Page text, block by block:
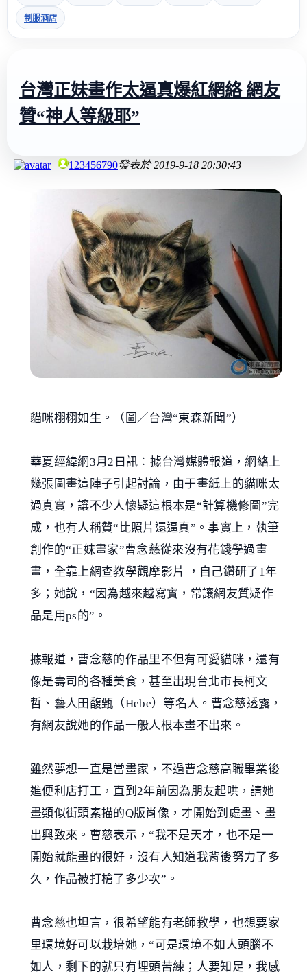
制服酒店
台灣正妹畫作太逼真爆紅網絡 網友
贊“神人等級耶”
123456790發表於2019-9-18 20:30:43
貓咪栩栩如生。（圖／台灣“東森新聞”）
華夏經緯網3月2日訊︰據台灣媒體報道，網絡上
幾張圖畫這陣子引起討論，由于畫紙上的貓咪太
過真實，讓不少人懷疑這根本是“計算機修圖”完
成，也有人稱贊“比照片還逼真”。事實上，執筆
創作的“正妹畫家”曹念慈從來沒有花錢學過畫
畫，全靠上網查教學觀摩影片 ，自己鑽研了1年
多；她說，“因為越來越寫實，常讓網友質疑作
品是用ps的”。
據報道，曹念慈的作品里不但有可愛貓咪，還有
像是壽司的各種美食，甚至出現台北市長柯文
哲、藝人田馥甄（Hebe）等名人。曹念慈透露，
有網友說她的作品一般人根本畫不出來。
雖然夢想一直是當畫家，不過曹念慈高職畢業後
進便利店打工，直到2年前因為朋友起哄，請她
畫類似街頭素描的Q版肖像，才開始到處畫、畫
出興致來。曹慈表示，“我不是天才，也不是一
開始就能畫的很好，沒有人知道我背後努力了多
久，作品被打槍了多少次”。
曹念慈也坦言，很希望能有老師教學，也想要家
里環境好可以栽培她，“可是環境不如人頭腦不
如人，剩下的就只有埋頭苦練；人要知足，我感